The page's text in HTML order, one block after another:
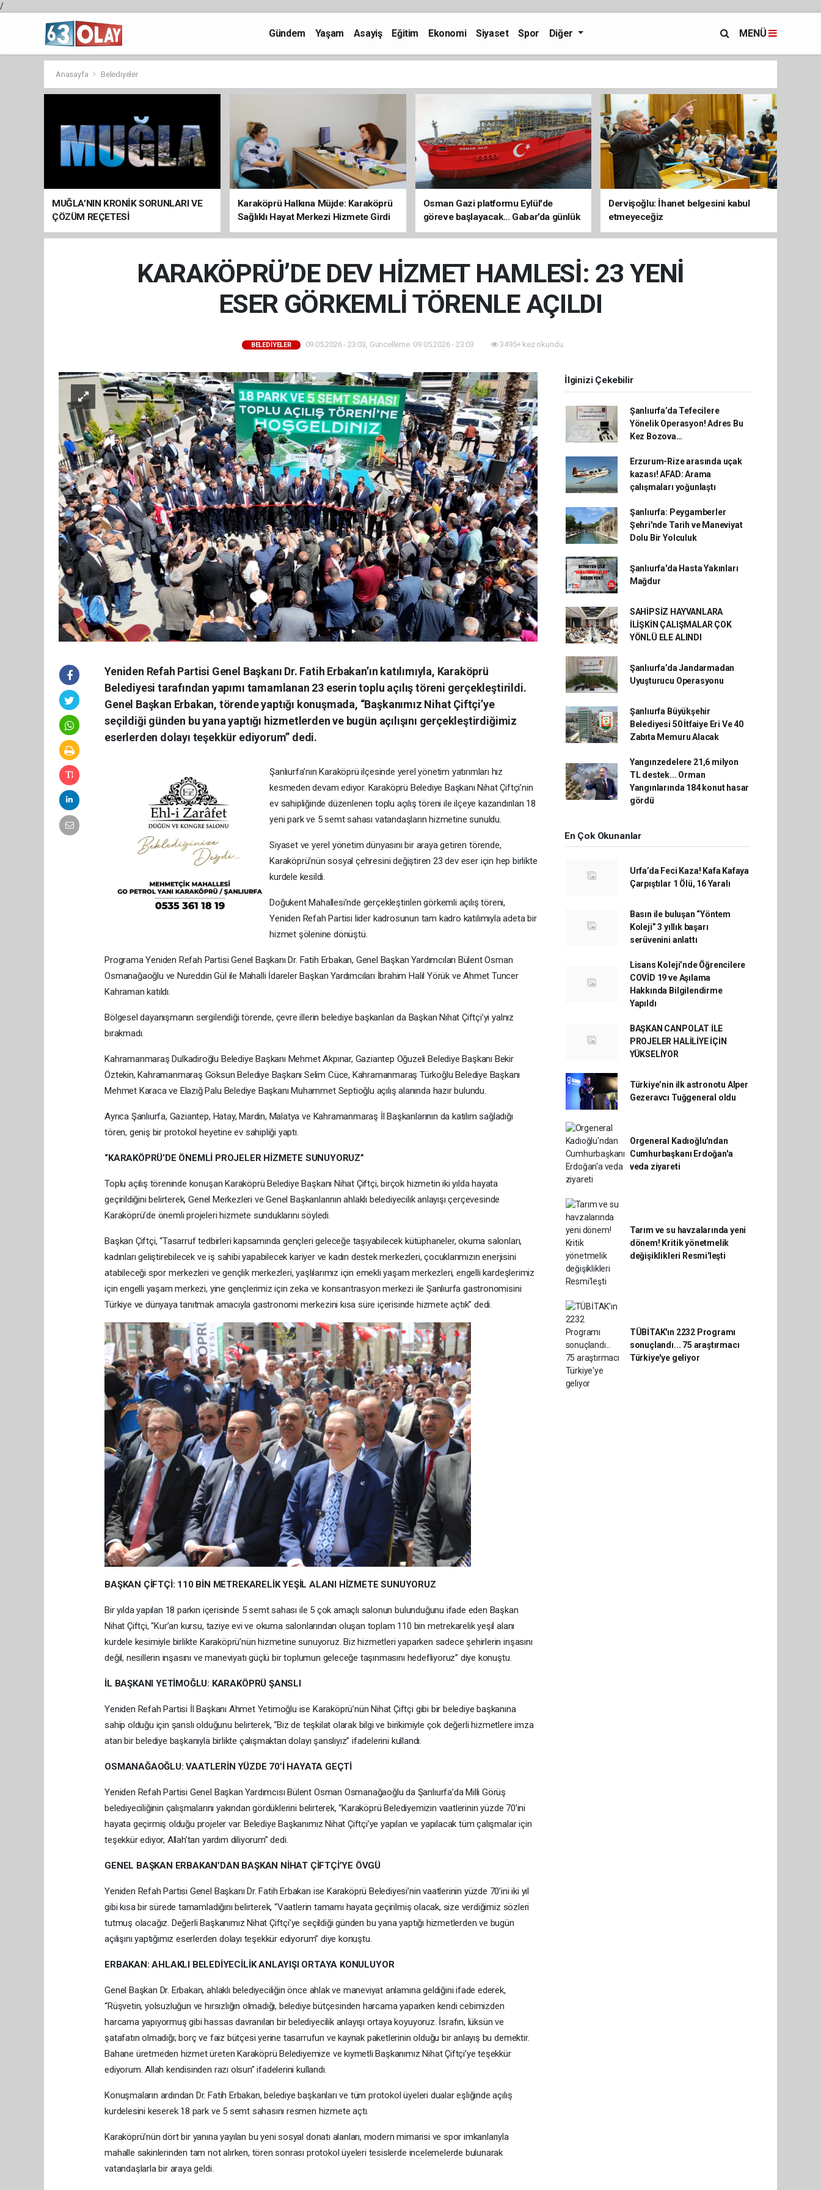
/
Gündem Yaşam Asayiş Eğitim Ekonomi Siyaset Spor Diğer MENÜ
Anasayfa Belediyeler
MUĞLA’NIN KRONİK SORUNLARI VE
ÇÖZÜM REÇETESİ
Karaköprü Halkına Müjde: Karaköprü
Sağlıklı Hayat Merkezi Hizmete Girdi
Osman Gazi platformu Eylül'de
göreve başlayacak... Gabar’da günlük
petrol üretimi 83 bin 200 varile ulaştı
Dervişoğlu: İhanet belgesini kabul
etmeyeceğiz
KARAKÖPRÜ’DE DEV HİZMET HAMLESİ: 23 YENİ
ESER GÖRKEMLİ TÖRENLE AÇILDI
BELEDIYELER 09.05.2026 - 23:03, Güncelleme: 09.05.2026 - 23:03 3495+ kez okundu.
Yeniden Refah Partisi Genel Başkanı Dr. Fatih Erbakan’ın katılımıyla, Karaköprü
Belediyesi tarafından yapımı tamamlanan 23 eserin toplu açılış töreni gerçekleştirildi.
Genel Başkan Erbakan, törende yaptığı konuşmada, “Başkanımız Nihat Çiftçi’ye
seçildiği günden bu yana yaptığı hizmetlerden ve bugün açılışını gerçekleştirdiğimiz
eserlerden dolayı teşekkür ediyorum” dedi.
Şanlıurfa’nın Karaköprü ilçesinde yerel yönetim yatırımları hız
kesmeden devam ediyor. Karaköprü Belediye Başkanı Nihat Çiftçi’nin
ev sahipliğinde düzenlenen toplu açılış töreni ile ilçeye kazandırılan 18
yeni park ve 5 semt sahası vatandaşların hizmetine sunuldu.
Siyaset ve yerel yönetim dünyasını bir araya getiren törende,
Karaköprü’nün sosyal çehresini değiştiren 23 dev eser için hep birlikte
kurdele kesildi.
Doğukent Mahallesi’nde gerçekleştirilen görkemli açılış töreni,
Yeniden Refah Partisi lider kadrosunun tam kadro katılımıyla adeta bir
hizmet şölenine dönüştü.
Programa Yeniden Refah Partisi Genel Başkanı Dr. Fatih Erbakan, Genel Başkan Yardımcıları Bülent Osman
Osmanağaoğlu ve Nureddin Gül ile Mahalli İdareler Başkan Yardımcıları İbrahim Halil Yörük ve Ahmet Tuncer
Kahraman katıldı.
Bölgesel dayanışmanın sergilendiği törende, çevre illerin belediye başkanları da Başkan Nihat Çiftçi’yi yalnız
bırakmadı.
Kahramanmaraş Dulkadiroğlu Belediye Başkanı Mehmet Akpınar, Gaziantep Oğuzeli Belediye Başkanı Bekir
Öztekin, Kahramanmaraş Göksun Belediye Başkanı Selim Cüce, Kahramanmaraş Türkoğlu Belediye Başkanı
Mehmet Karaca ve Elazığ Palu Belediye Başkanı Muhammet Septioğlu açılış alanında hazır bulundu.
Ayrıca Şanlıurfa, Gaziantep, Hatay, Mardin, Malatya ve Kahramanmaraş İl Başkanlarının da katılım sağladığı
tören, geniş bir protokol heyetine ev sahipliği yaptı.
“KARAKÖPRÜ’DE ÖNEMLİ PROJELER HİZMETE SUNUYORUZ”
Toplu açılış töreninde konuşan Karaköprü Belediye Başkanı Nihat Çiftçi, birçok hizmetin iki yılda hayata
geçirildiğini belirterek, Genel Merkezleri ve Genel Başkanlarının ahlaklı belediyecilik anlayışı çerçevesinde
Karaköprü’de önemli projeleri hizmete sunduklarını söyledi.
Başkan Çiftçi, “Tasarruf tedbirleri kapsamında gençleri geleceğe taşıyabilecek kütüphaneler, okuma salonları,
kadınları geliştirebilecek ve iş sahibi yapabilecek kariyer ve kadın destek merkezleri, çocuklarımızın enerjisini
atabileceği spor merkezleri ve gençlik merkezleri, yaşlılarımız için emekli yaşam merkezleri, engelli kardeşlerimiz
için engelli yaşam merkezi, yine gençlerimiz için zeka ve konsantrasyon merkezi ile Şanlıurfa gastronomisini
Türkiye ve dünyaya tanıtmak amacıyla gastronomi merkezini kısa süre içerisinde hizmete açtık” dedi.
BAŞKAN ÇİFTÇİ: 110 BİN METREKARELİK YEŞİL ALANI HİZMETE SUNUYORUZ
Bir yılda yapılan 18 parkın içerisinde 5 semt sahası ile 5 çok amaçlı salonun bulunduğunu ifade eden Başkan
Nihat Çiftçi, “Kur’an kursu, taziye evi ve okuma salonlarından oluşan toplam 110 bin metrekarelik yeşil alanı
kurdele kesimiyle birlikte Karaköprü’nün hizmetine sunuyoruz. Biz hizmetleri yaparken sadece şehirlerin inşasını
değil, nesillerin inşasını ve maneviyatı güçlü bir toplumun geleceğe taşınmasını hedefliyoruz” diye konuştu.
İL BAŞKANI YETİMOĞLU: KARAKÖPRÜ ŞANSLI
Yeniden Refah Partisi İl Başkanı Ahmet Yetimoğlu ise Karaköprü’nün Nihat Çiftçi gibi bir belediye başkanına
sahip olduğu için şanslı olduğunu belirterek, “Biz de teşkilat olarak bilgi ve birikimiyle çok değerli hizmetlere imza
atan bir belediye başkanıyla birlikte çalışmaktan dolayı şanslıyız” ifadelerini kullandı.
OSMANAĞAOĞLU: VAATLERİN YÜZDE 70’İ HAYATA GEÇTİ
Yeniden Refah Partisi Genel Başkan Yardımcısı Bülent Osman Osmanağaoğlu da Şanlıurfa’da Milli Görüş
belediyeciliğinin çalışmalarını yakından gördüklerini belirterek, “Karaköprü Belediyemizin vaatlerinin yüzde 70’ini
hayata geçirmiş olduğu projeler var. Belediye Başkanımız Nihat Çiftçi’ye yapılan ve yapılacak tüm çalışmalar için
teşekkür ediyor, Allah’tan yardım diliyorum” dedi.
GENEL BAŞKAN ERBAKAN’DAN BAŞKAN NİHAT ÇİFTÇİ’YE ÖVGÜ
Yeniden Refah Partisi Genel Başkanı Dr. Fatih Erbakan ise Karaköprü Belediyesi’nin vaatlerinin yüzde 70’ini iki yıl
gibi kısa bir sürede tamamladığını belirterek, “Vaatlerin tamamı hayata geçirilmiş olacak, size verdiğimiz sözleri
tutmuş olacağız. Değerli Başkanımız Nihat Çiftçi’ye seçildiği günden bu yana yaptığı hizmetlerden ve bugün
açılışını yaptığımız eserlerden dolayı teşekkür ediyorum” diye konuştu.
ERBAKAN: AHLAKLI BELEDİYECİLİK ANLAYIŞI ORTAYA KONULUYOR
Genel Başkan Dr. Erbakan, ahlaklı belediyeciliğin önce ahlak ve maneviyat anlamına geldiğini ifade ederek,
“Rüşvetin, yolsuzluğun ve hırsızlığın olmadığı, belediye bütçesinden harcama yaparken kendi cebimizden
harcama yapıyormuş gibi hassas davranılan bir belediyecilik anlayışı ortaya koyuyoruz. İsrafın, lüksün ve
şatafatın olmadığı; borç ve faiz bütçesi yerine tasarrufun ve kaynak paketlerinin olduğu bir anlayış bu demektir.
Bahane üretmeden hizmet üreten Karaköprü Belediyemize ve kıymetli Başkanımız Nihat Çiftçi’ye teşekkür
ediyorum. Allah kendisinden razı olsun” ifadelerini kullandı.
Konuşmaların ardından Dr. Fatih Erbakan, belediye başkanları ve tüm protokol üyeleri dualar eşliğinde açılış
kurdelesini keserek 18 park ve 5 semt sahasını resmen hizmete açtı.
Karaköprü’nün dört bir yanına yayılan bu yeni sosyal donatı alanları, modern mimarisi ve spor imkanlarıyla
mahalle sakinlerinden tam not alırken, tören sonrası protokol üyeleri tesislerde incelemelerde bulunarak
vatandaşlarla bir araya geldi.
İlginizi Çekebilir
Şanlıurfa’da Tefecilere
Yönelik Operasyon! Adres Bu
Kez Bozova…
Erzurum-Rize arasında uçak
kazası! AFAD: Arama
çalışmaları yoğunlaştı
Şanlıurfa: Peygamberler
Şehri'nde Tarih ve Maneviyat
Dolu Bir Yolculuk
Şanlıurfa'da Hasta Yakınları
Mağdur
SAHİPSİZ HAYVANLARA
İLİŞKİN ÇALIŞMALAR ÇOK
YÖNLÜ ELE ALINDI
Şanlıurfa’da Jandarmadan
Uyuşturucu Operasyonu
Şanlıurfa Büyükşehir
Belediyesi 50 İtfaiye Eri Ve 40
Zabıta Memuru Alacak
Yangınzedelere 21,6 milyon
TL destek... Orman
Yangınlarında 184 konut hasar
gördü
En Çok Okunanlar
Urfa’da Feci Kaza! Kafa Kafaya
Çarpıştılar 1 Ölü, 16 Yaralı
Basın ile buluşan “Yöntem
Koleji” 3 yıllık başarı
serüvenini anlattı
Lisans Koleji’nde Öğrencilere
COVİD 19 ve Aşılama
Hakkında Bilgilendirme
Yapıldı
BAŞKAN CANPOLAT İLE
PROJELER HALİLİYE İÇİN
YÜKSELİYOR
Türkiye’nin ilk astronotu Alper
Gezeravcı Tuğgeneral oldu
Orgeneral Kadıoğlu'ndan
Cumhurbaşkanı Erdoğan'a
veda ziyareti
Tarım ve su havzalarında yeni
dönem! Kritik yönetmelik
değişiklikleri Resmi'leşti
TÜBİTAK'ın 2232 Programı
sonuçlandı... 75 araştırmacı
Türkiye'ye geliyor